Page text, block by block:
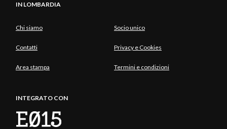
IN LOMBARDIA
Chi siamo Socio unico
Contatti Privacy e Cookies
Area stampa Termini e condizioni
INTEGRATO CON